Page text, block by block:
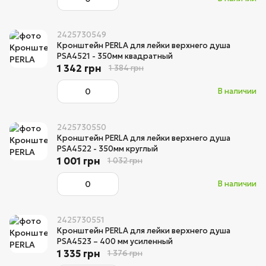
2425730549
Кронштейн PERLA для лейки верхнего душа
PSA4521 - 350мм квадратный
В наличии
1 342 грн 1 384 грн
2425730550
Кронштейн PERLA для лейки верхнего душа
PSA4522 - 350мм круглый
В наличии
1 001 грн 1 032 грн
2425730551
Кронштейн PERLA для лейки верхнего душа
PSA4523 – 400 мм усиленный
1 335 грн 1 376 грн